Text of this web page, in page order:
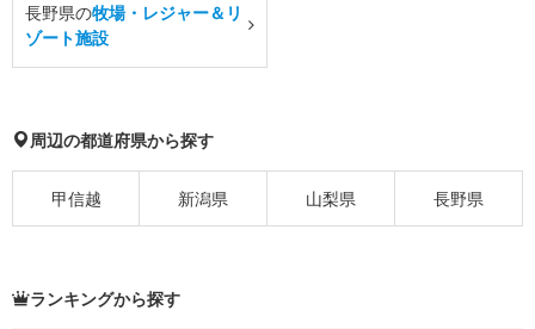
長野県の牧場・レジャー＆リ
ゾート施設
周辺の都道府県から探す
甲信越 新潟県 山梨県 長野県
ランキングから探す